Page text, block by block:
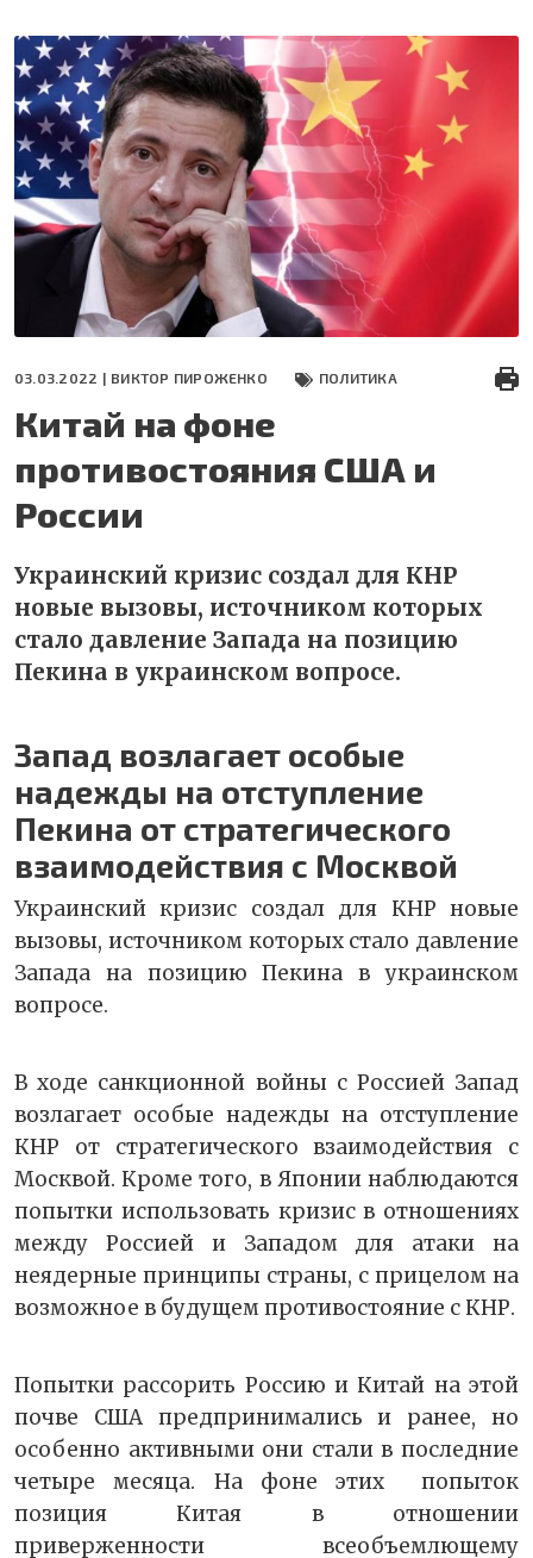
основному
содержанию
03.03.2022 | ВИКТОР ПИРОЖЕНКО ПОЛИТИКА
Китай на фоне
противостояния США и
России
Украинский кризис создал для КНР
новые вызовы, источником которых
стало давление Запада на позицию
Пекина в украинском вопросе.
Запад возлагает особые
надежды на отступление
Пекина от стратегического
взаимодействия с Москвой
Украинский кризис создал для КНР новые
вызовы, источником которых стало давление
Запада на позицию Пекина в украинском
вопросе.
В ходе санкционной войны с Россией Запад
возлагает особые надежды на отступление
КНР от стратегического взаимодействия с
Москвой. Кроме того, в Японии наблюдаются
попытки использовать кризис в отношениях
между Россией и Западом для атаки на
неядерные принципы страны, с прицелом на
возможное в будущем противостояние с КНР.
Попытки рассорить Россию и Китай на этой
почве США предпринимались и ранее, но
особенно активными они стали в последние
четыре месяца. На фоне этих попыток
позиция Китая в отношении
приверженности всеобъемлющему